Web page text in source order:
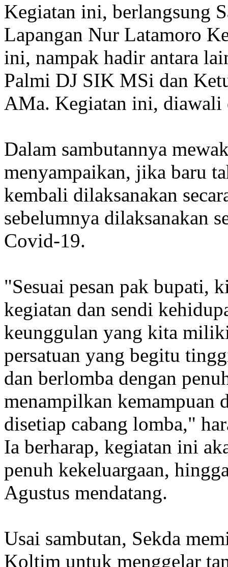
Kegiatan ini, berlangsung
Lapangan Nur Latamoro
ini, nampak hadir antara
Palmi DJ SIK MSi dan
AMa. Kegiatan ini, diawali
Dalam sambutannya
menyampaikan, jika baru
kembali dilaksanakan
sebelumnya dilaksanakan
Covid-19.
"Sesuai pesan pak bupati,
kegiatan dan sendi
keunggulan yang kita
persatuan yang begitu
dan berlomba dengan
menampilkan kemampuan
disetiap cabang lomba,"
Ia berharap, kegiatan ini
penuh kekeluargaan,
Agustus mendatang.
Usai sambutan, Sekda
Koltim untuk menggelar